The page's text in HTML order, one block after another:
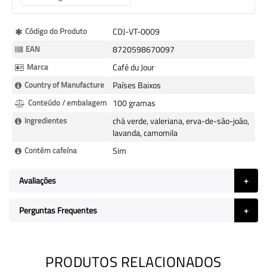
Mais
informação
Código do Produto CDJ-VT-0009
EAN 8720598670097
Marca Café du Jour
Country of Manufacture Países Baixos
Conteúdo / embalagem 100 gramas
Ingredientes
chá verde, valeriana, erva-de-são-joão,
lavanda, camomila
Contém cafeína Sim
Avaliações
Perguntas Frequentes
PRODUTOS RELACIONADOS